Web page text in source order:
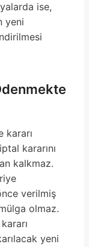
ise,
yeni
kararı
kararını
kalkmaz.
verilmiş
olmaz.
yeni